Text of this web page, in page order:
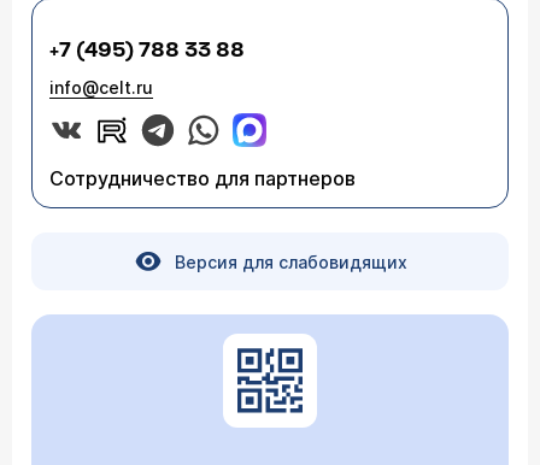
+7 (495) 788 33 88
info@celt.ru
Сотрудничество для партнеров
Версия для слабовидящих